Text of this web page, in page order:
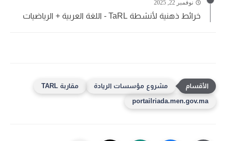
نوفمبر 22, 2025
خرائط ذهنية لأنشطة TaRL - اللغة العربية + الرياضيات
مشروع مؤسسات الريادة
مقاربة TARL
portailriada.men.gov.ma